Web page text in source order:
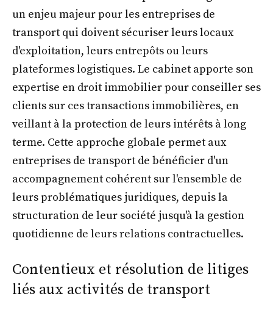
un enjeu majeur pour les entreprises de
transport qui doivent sécuriser leurs locaux
d'exploitation, leurs entrepôts ou leurs
plateformes logistiques. Le cabinet apporte son
expertise en droit immobilier pour conseiller ses
clients sur ces transactions immobilières, en
veillant à la protection de leurs intérêts à long
terme. Cette approche globale permet aux
entreprises de transport de bénéficier d'un
accompagnement cohérent sur l'ensemble de
leurs problématiques juridiques, depuis la
structuration de leur société jusqu'à la gestion
quotidienne de leurs relations contractuelles.
Contentieux et résolution de litiges
liés aux activités de transport